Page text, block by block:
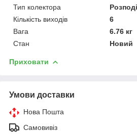
Тип колектора
Кількість виходів
6
Вага
6.76 кг
Стан
Новий
Приховати
Умови доставки
Нова Пошта
Самовивіз